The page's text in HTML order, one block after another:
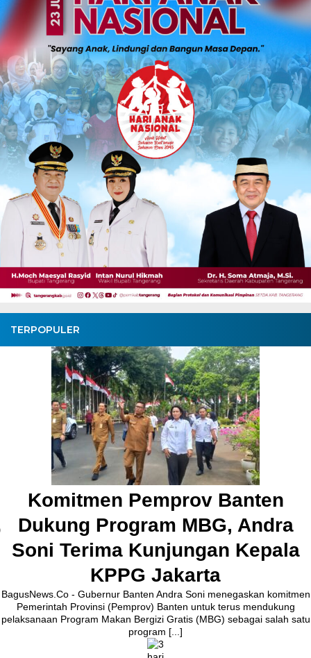
TERPOPULER
Pembangunan Jalan Ceplak–
Kronjo Sepanjang 11 Kilometer,
Bupati Tangerang: Awasi
Bersama
BagusNews.Co – Bupati Tangerang Moch. Maesyal Rasyid,
melakukan peletakan batu pertama (Groundbreaking) rekonstruksi
Agustus 2026.Pada acara tersebut, Bupati Maesyal [...]
2 hari ago